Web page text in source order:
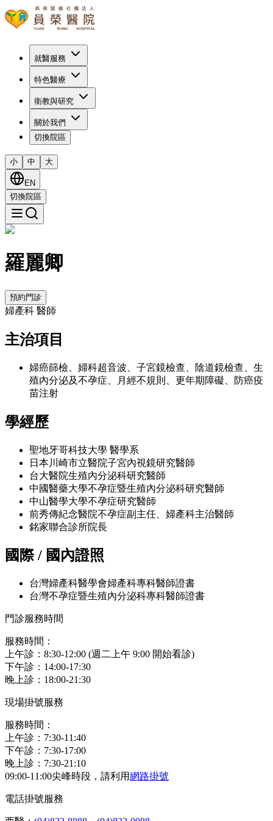
就醫服務
特色醫療
衛教與研究
關於我們
切換院區
小 中 大
EN
切換院區
羅麗卿
預約門診
婦產科 醫師
主治項目
婦癌篩檢、婦科超音波、子宮鏡檢查、陰道鏡檢查、生
殖內分泌及不孕症、月經不規則、更年期障礙、防癌疫
苗注射
學經歷
聖地牙哥科技大學 醫學系
日本川崎市立醫院子宮內視鏡研究醫師
台大醫院生殖內分泌科研究醫師
中國醫藥大學不孕症暨生殖內分泌科研究醫師
中山醫學大學不孕症研究醫師
前秀傳紀念醫院不孕症副主任、婦產科主治醫師
銘家聯合診所院長
國際 / 國內證照
台灣婦產科醫學會婦產科專科醫師證書
台灣不孕症暨生殖內分泌科專科醫師證書
門診服務時間
服務時間：
上午診：8:30-12:00 (週二上午 9:00 開始看診)
下午診：14:00-17:30
晚上診：18:00-21:30
現場掛號服務
服務時間：
上午診：7:30-11:40
下午診：7:30-17:00
晚上診：7:30-21:10
09:00-11:00尖峰時段，請利用網路掛號
電話掛號服務